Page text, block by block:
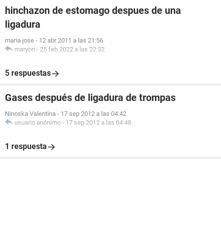
hinchazon de estomago despues de una
ligadura
maria jose - 12 abr 2011 a las 21:56
maryori - 25 feb 2022 a las 22:32
5 respuestas
Gases después de ligadura de trompas
Ninoska Valentina - 17 sep 2012 a las 04:42
usuario anónimo - 17 sep 2012 a las 04:48
1 respuesta